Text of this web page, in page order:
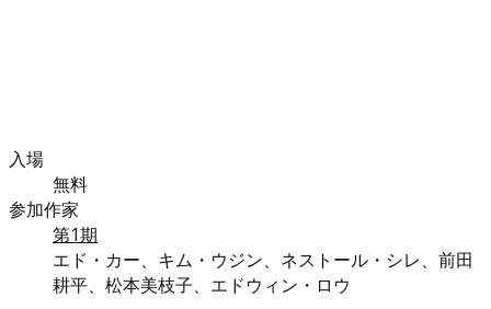
入場
無料
参加作家
第1期
エド・カー、キム・ウジン、ネストール・シレ、前田
耕平、松本美枝子、エドウィン・ロウ